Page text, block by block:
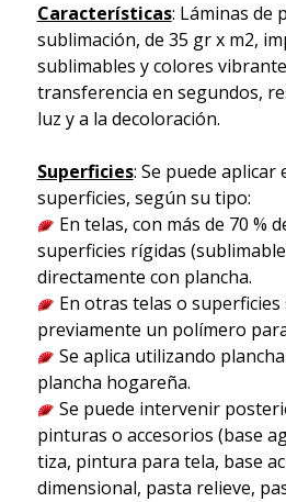
Características: Láminas de
sublimación, de 35 gr x m2,
sublimables y colores
transferencia en segundos,
luz y a la decoloración.
Superficies: Se puede aplicar
superficies, según su tipo:
En telas, con más de 70 %
superficies rígidas
directamente con plancha.
En otras telas o superficies
previamente un polímero
Se aplica utilizando
plancha hogareña.
Se puede intervenir
pinturas o accesorios (base
tiza, pintura para tela, base
dimensional, pasta relieve,